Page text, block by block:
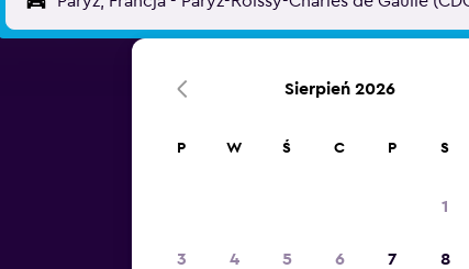
Sierpień 2026
P W Ś C P S
1
3 4 5 6 7 8